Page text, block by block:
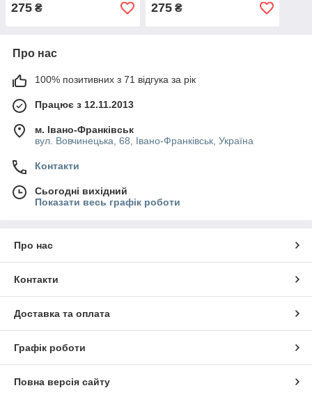
20мл
275 ₴ 275₴
Про нас
100% позитивних з 71 відгука за рік
Працює з 12.11.2013
м. Івано-Франківськ
вул. Вовчинецька, 68, Івано-Франківськ, Україна
Контакти
Сьогодні вихідний
Показати весь графік роботи
Про нас
Контакти
Доставка та оплата
Графік роботи
Повна версія сайту